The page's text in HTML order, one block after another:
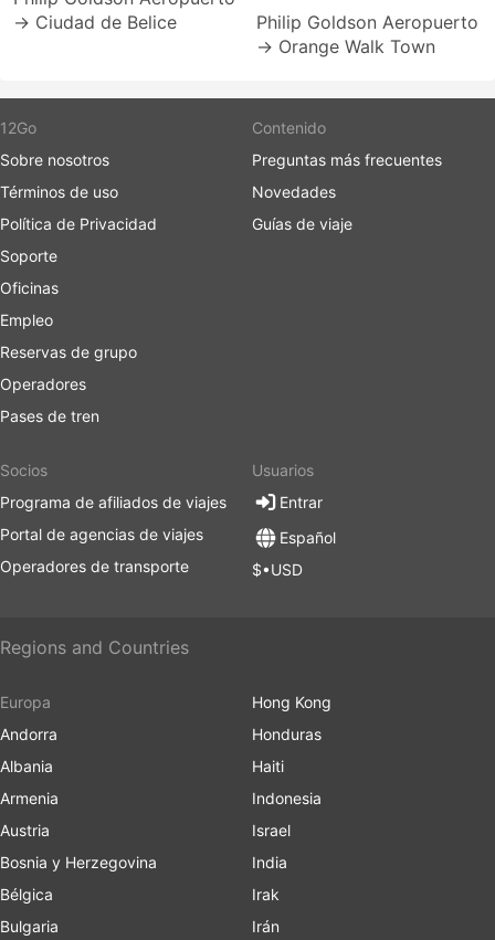
→ Ciudad de Belice
Philip Goldson Aeropuerto
→ Orange Walk Town
12Go
Sobre nosotros
Términos de uso
Política de Privacidad
Soporte
Oficinas
Empleo
Reservas de grupo
Operadores
Pases de tren
Contenido
Preguntas más frecuentes
Novedades
Guías de viaje
Socios
Programa de afiliados de viajes
Portal de agencias de viajes
Operadores de transporte
Usuarios
Entrar
Español
$•USD
Regions and Countries
Europa
Andorra
Albania
Armenia
Austria
Bosnia y Herzegovina
Bélgica
Bulgaria
Hong Kong
Honduras
Haiti
Indonesia
Israel
India
Irak
Irán